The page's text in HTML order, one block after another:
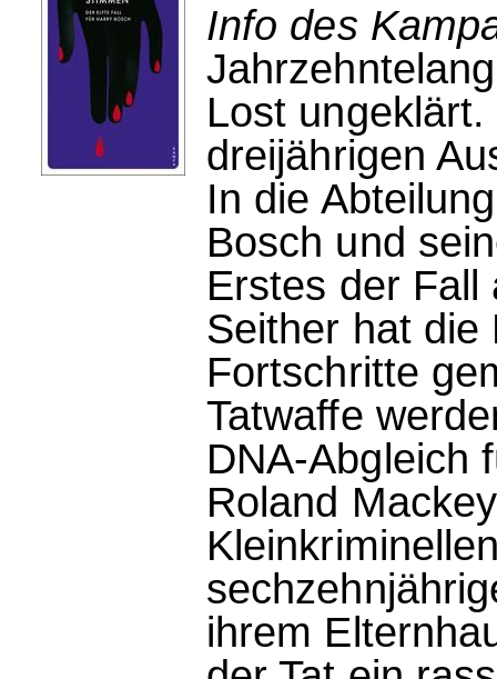
Info des
Lost
dreijährigen
In die
Bosch und
Erstes der
Seither hat die
Fortschritte
Tatwaffe
DNA-Abgleich
Roland
ihrem